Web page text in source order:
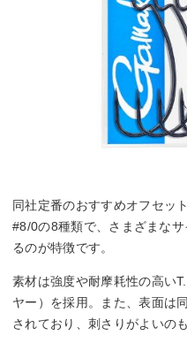
同社定番のおすすめオフセッ
#8/0の8種類で、さまざまな
るのが特徴です。
素材は強度や耐摩耗性の高い
ヤー）を採用。また、表面は
されており、刺さりがよいの